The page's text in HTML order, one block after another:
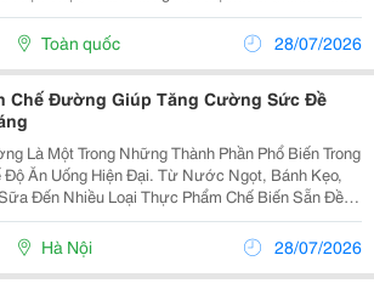
Lai. Tuy Nhiên, Bên Cạnh Việc Nhận Thưởng,
Người Vẫn Băn Khoăn Người Trúng Xổ Số Phải...
Toàn quốc 28/07/2026
Chế Đường Giúp Tăng Cường Sức Đề
Là Một Trong Những Thành Phần Phổ Biến Trong
Độ Ăn Uống Hiện Đại. Từ Nước Ngọt, Bánh Kẹo,
Đến Nhiều Loại Thực Phẩm Chế Biến Sẵn Đều
Lượng Đường Đáng Kể. Mặc Dù Đường Cung
Năng Lượng Cho Cơ Thể, Nhưng Nếu Tiêu Thụ
Mức...
Hà Nội 28/07/2026